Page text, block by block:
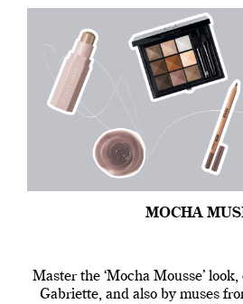
MOCHA
Master the ‘Mocha Mousse’
Gabriette, and also by muses